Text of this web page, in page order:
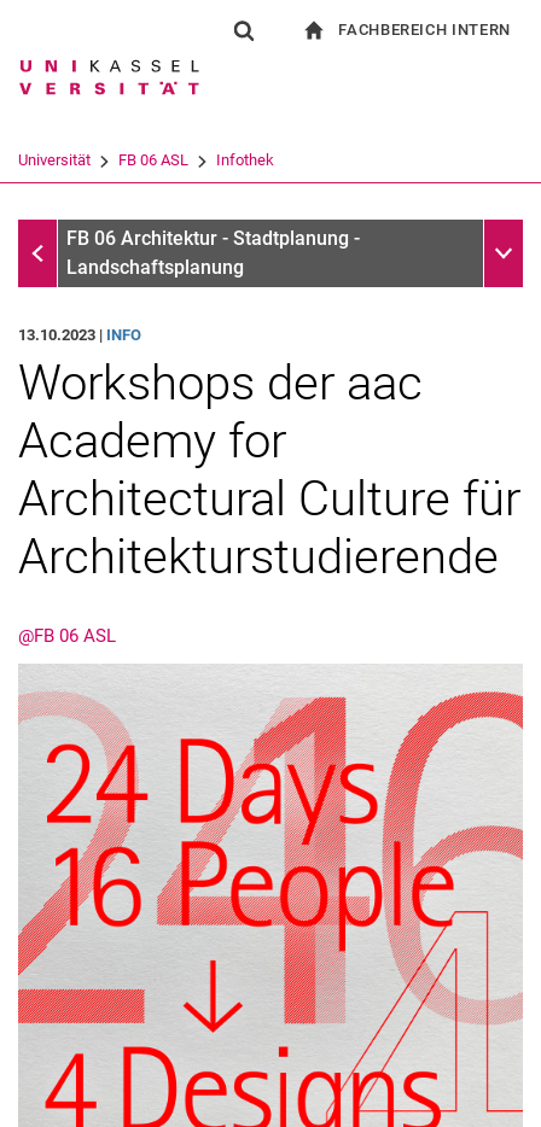
Springe direkt zu: Inhalt
Springe direkt zu: Suche
Springe direkt zu:
Suchbegriff
Suchen (öffnet externen Link in einem
FACHBEREICH INTERN
Universität FB 06 ASL Infothek
InfothekFB 06 Architektur - Stadtplanung -
Landschaftsplanung
Kontakte
Semesterinformationen
Newsletter
Stellenausschreibungen
Publikationen
Presse- und Öffentlichkeitsarbeit
Webredaktion
Webseite R:ein
13.10.2023 | INFO
Workshops der aac
Academy for
Architectural Culture für
Architekturstudierende
@FB 06 ASL